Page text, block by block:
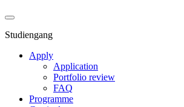
Studiengang
Apply
Application
Portfolio review
FAQ
Programme